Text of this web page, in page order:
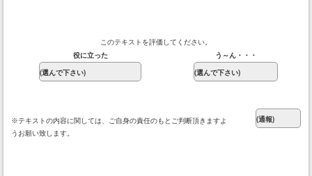
このテキストを評価してください。
役に立った
う～ん・・・
※テキストの内容に関しては、ご自身の責任のもとご判断頂きますよ
うお願い致します。